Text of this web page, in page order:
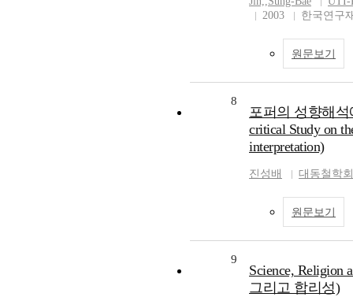
2003
한국연구
원문보기
8
포퍼의 성향해
critical Study on
interpretation)
진성배 대동철학회
원문보기
9
Science, Religion
그리고 합리성)